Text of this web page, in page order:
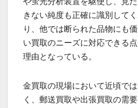
きない純度も正確に識別して
り、他では断られた品物にも
い買取のニーズに対応できる
理由となっている。
金買取の現場において近頃で
く、郵送買取や出張買取の需